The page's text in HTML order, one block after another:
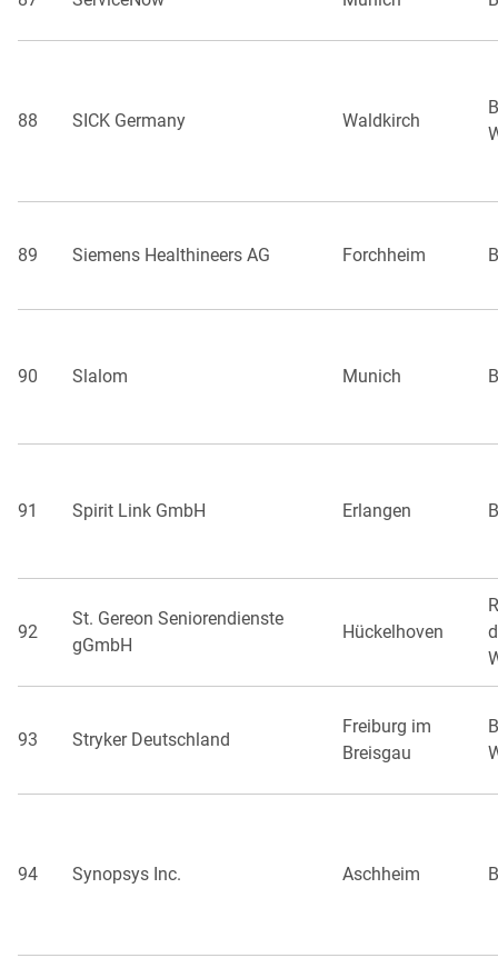
88 SICK Germany Waldkirch
89 Siemens Healthineers AG Forchheim
90 Slalom Munich
91 Spirit Link GmbH Erlangen
92
St. Gereon Seniorendienste
gGmbH
Hückelhoven
93 Stryker Deutschland
Freiburg im
Breisgau
94 Synopsys Inc. Aschheim